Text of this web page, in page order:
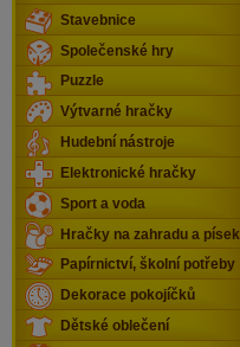
Stavebnice
Společenské hry
Puzzle
Výtvarné hračky
Hudební nástroje
Elektronické hračky
Sport a voda
Hračky na zahradu a písek
Papírnictví, školní potřeby
Dekorace pokojíčků
Dětské oblečení